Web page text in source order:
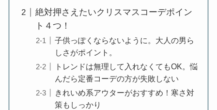
絶対押さえたいクリスマスコーデポイン
ト４つ！
子供っぽくならないように。大人の男ら
しさがポイント。
トレンドは無理して入れなくてもOK。悩
んだら定番コーデの方が失敗しない
きれいめ系アウターがおすすめ！寒さ対
策もしっかり